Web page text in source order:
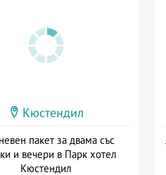
Кюстендил
пакет за двама със
и вечери в Парк хотел
Кюстендил